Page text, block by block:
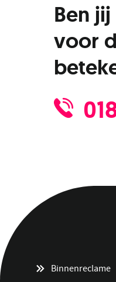
Ben
voor
Binnenreclame